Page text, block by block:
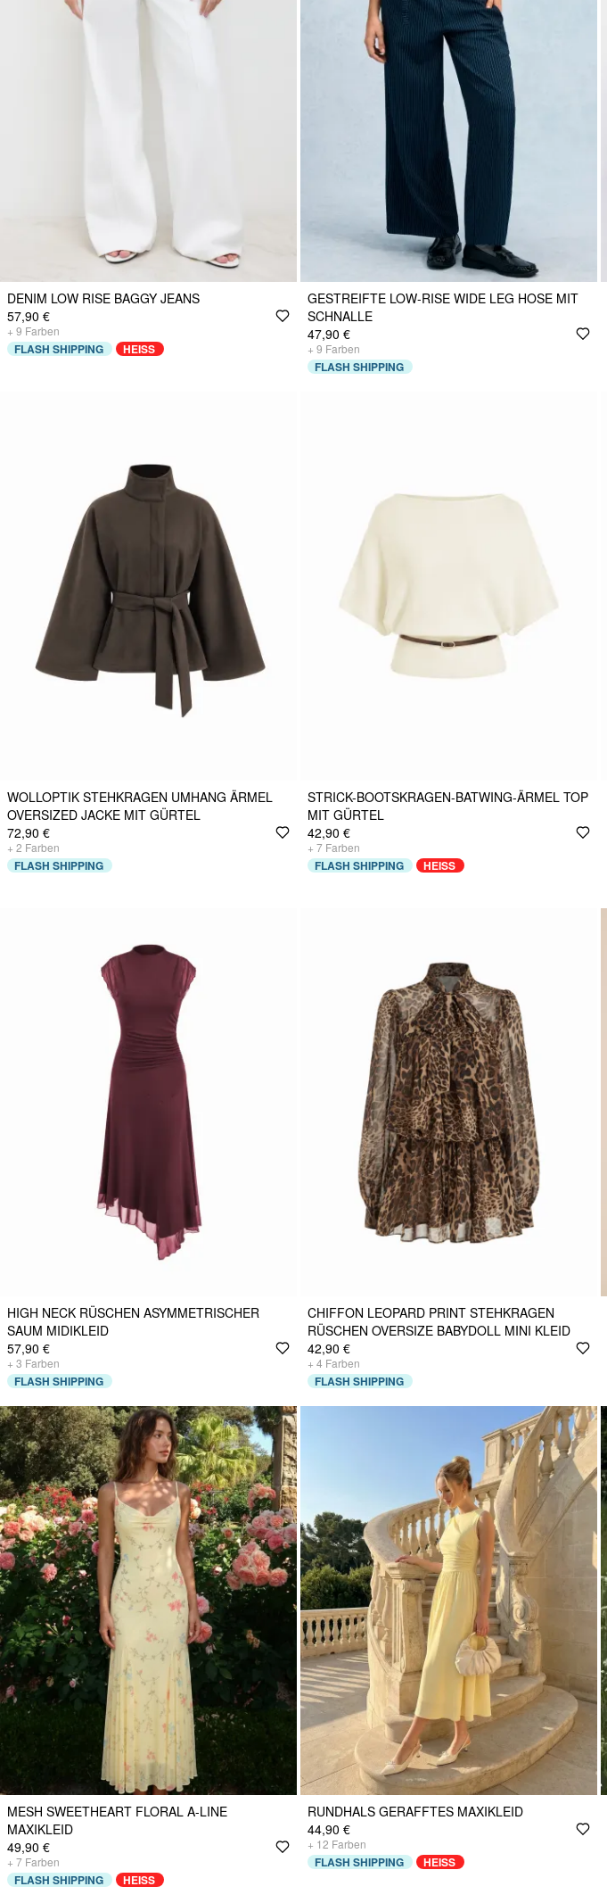
DENIM LOW RISE BAGGY JEANS
57,90 €
+ 9 Farben
FLASH SHIPPING HEISS
GESTREIFTE LOW-RISE WIDE LEG HOSE MIT
SCHNALLE
47,90 €
+ 9 Farben
FLASH SHIPPING
WOLLOPTIK STEHKRAGEN UMHANG ÄRMEL
OVERSIZED JACKE MIT GÜRTEL
72,90 €
+ 2 Farben
FLASH SHIPPING
STRICK-BOOTSKRAGEN-BATWING-ÄRMEL TOP
MIT GÜRTEL
42,90 €
+ 7 Farben
FLASH SHIPPING HEISS
HIGH NECK RÜSCHEN ASYMMETRISCHER
SAUM MIDIKLEID
57,90 €
+ 3 Farben
FLASH SHIPPING
CHIFFON LEOPARD PRINT STEHKRAGEN
RÜSCHEN OVERSIZE BABYDOLL MINI KLEID
42,90 €
+ 4 Farben
FLASH SHIPPING
MESH SWEETHEART FLORAL A-LINE
MAXIKLEID
49,90 €
+ 7 Farben
FLASH SHIPPING HEISS
RUNDHALS GERAFFTES MAXIKLEID
44,90 €
+ 12 Farben
FLASH SHIPPING HEISS